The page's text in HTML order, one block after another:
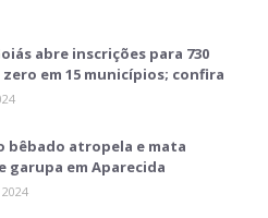
abre inscrições para 730
zero em 15 municípios; confira
bêbado atropela e mata
garupa em Aparecida